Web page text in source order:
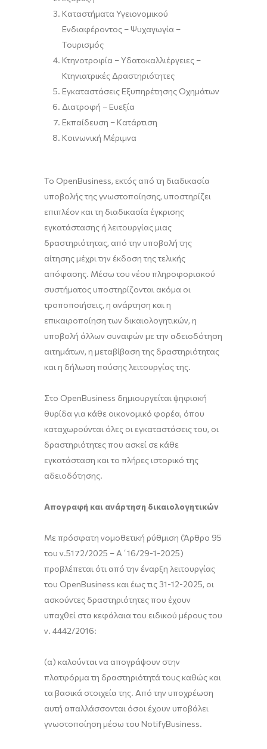
Καταστήματα Υγειονομικού
Ενδιαφέροντος – Ψυχαγωγία –
Τουρισμός
Κτηνοτροφία – Υδατοκαλλιέργειες –
Κτηνιατρικές Δραστηριότητες
Εγκαταστάσεις Εξυπηρέτησης Οχημάτων
Διατροφή – Ευεξία
Εκπαίδευση – Κατάρτιση
Κοινωνική Μέριμνα
Το OpenBusiness, εκτός από τη διαδικασία
υποβολής της γνωστοποίησης, υποστηρίζει
επιπλέον και τη διαδικασία έγκρισης
εγκατάστασης ή λειτουργίας μιας
δραστηριότητας, από την υποβολή της
αίτησης μέχρι την έκδοση της τελικής
απόφασης. Μέσω του νέου πληροφοριακού
συστήματος υποστηρίζονται ακόμα οι
τροποποιήσεις, η ανάρτηση και η
επικαιροποίηση των δικαιολογητικών, η
υποβολή άλλων συναφών με την αδειοδότηση
αιτημάτων, η μεταβίβαση της δραστηριότητας
και η δήλωση παύσης λειτουργίας της.
Στο OpenBusiness δημιουργείται ψηφιακή
θυρίδα για κάθε οικονομικό φορέα, όπου
καταχωρούνται όλες οι εγκαταστάσεις του, οι
δραστηριότητες που ασκεί σε κάθε
εγκατάσταση και το πλήρες ιστορικό της
αδειοδότησης.
Απογραφή και ανάρτηση δικαιολογητικών
Με πρόσφατη νομοθετική ρύθμιση (Άρθρο 95
του ν.5172/2025 – Α΄16/29-1-2025)
προβλέπεται ότι από την έναρξη λειτουργίας
του OpenBusiness και έως τις 31-12-2025, οι
ασκούντες δραστηριότητες που έχουν
υπαχθεί στα κεφάλαια του ειδικού μέρους του
ν. 4442/2016:
(α) καλούνται να απογράψουν στην
πλατφόρμα τη δραστηριότητά τους καθώς και
τα βασικά στοιχεία της. Από την υποχρέωση
αυτή απαλλάσσονται όσοι έχουν υποβάλει
γνωστοποίηση μέσω του NotifyBusiness.